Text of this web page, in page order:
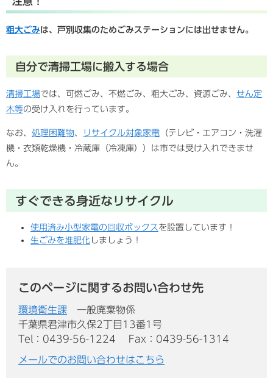
粗大ごみは、戸別収集のためごみステーションには出せません。
自分で清掃工場に搬入する場合
清掃工場では、可燃ごみ、不燃ごみ、粗大ごみ、資源ごみ、 せん定
木等の受け入れを行っています。
なお、 処理困難物、 リサイクル対象家電 （テレビ・エアコン・洗濯
機・衣類乾燥機・冷蔵庫（冷凍庫））は市では受け入れできませ
ん。
すぐできる身近なリサイクル
使用済み小型家電の回収ボックス を設置しています！
生ごみを堆肥化 しましょう！
このページに関するお問い合わせ先
環境衛生課
一般廃棄物係
千葉県君津市久保2丁目13番1号
Tel：0439-56-1224
Fax：0439-56-1314
メールでのお問い合わせはこちら